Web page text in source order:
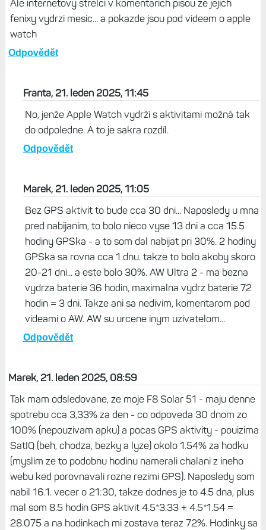
Ale internetovy strelci v komentarich pisou ze jejich
fenixy vydrzi mesic... a pokazde jsou pod videem o apple
watch
Odpovědět
Franta, 21. leden 2025, 11:45
No, jenže Apple Watch vydrží s aktivitami možná tak
do odpoledne. A to je sakra rozdíl.
Odpovědět
Marek, 21. leden 2025, 11:05
Bez GPS aktivit to bude cca 30 dni... Naposledy u mna
pred nabijanim, to bolo nieco vyse 13 dni a cca 15.5
hodiny GPSka - a to som dal nabijat pri 30%. 2 hodiny
GPSka sa rovna cca 1 dnu. takze to bolo akoby skoro
20-21 dni... a este bolo 30%. AW Ultra 2 - ma bezna
vydrza baterie 36 hodin, maximalna vydrz baterie 72
hodin = 3 dni. Takze ani sa nedivim, komentarom pod
videami o AW. AW su urcene inym uzivatelom...
Odpovědět
Marek, 21. leden 2025, 08:59
Tak mam odsledovane, ze moje F8 Solar 51 - maju denne
spotrebu cca 3,33% za den - co odpoveda 30 dnom zo
100% (nepouzivam apku) a pocas GPS aktivity - pouizima
SatIQ (beh, chodza, bezky a lyze) okolo 1.54% za hodku
(myslim ze to podobnu hodinu namerali chalani z ineho
webu ked porovnavali rozne rezimi GPS). Naposledy som
nabil 16.1. vecer o 21:30, takze dodnes je to 4.5 dna, plus
mal som 8.5 hodin GPS aktivit 4.5*3.33 + 4.5*1.54 =
28.075 a na hodinkach mi zostava teraz 72%. Hodinky sa